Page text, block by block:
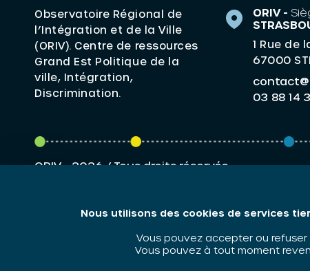
Observatoire Régional de
l’Intégration et de la Ville
(ORIV). Centre de ressources
Grand Est Politique de la
ville, Intégration,
Discrimination.
ORIV -
1 Rue de
67000
03 88 14
ORIV - 2026 / Tous droits réservés
Nous utilisons des cookies de services
Vous pouvez accepter ou
Vous pouvez à tout moment